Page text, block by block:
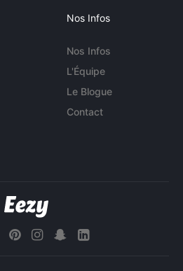
Nos Infos
Nos Infos
L'Équipe
Le Blogue
Contact